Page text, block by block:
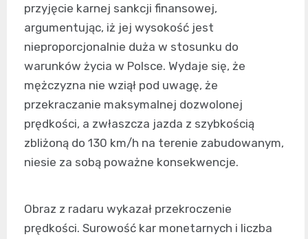
przyjęcie karnej sankcji finansowej,
argumentując, iż jej wysokość jest
nieproporcjonalnie duża w stosunku do
warunków życia w Polsce. Wydaje się, że
mężczyzna nie wziął pod uwagę, że
przekraczanie maksymalnej dozwolonej
prędkości, a zwłaszcza jazda z szybkością
zbliżoną do 130 km/h na terenie zabudowanym,
niesie za sobą poważne konsekwencje.
Obraz z radaru wykazał przekroczenie
prędkości. Surowość kar monetarnych i liczba